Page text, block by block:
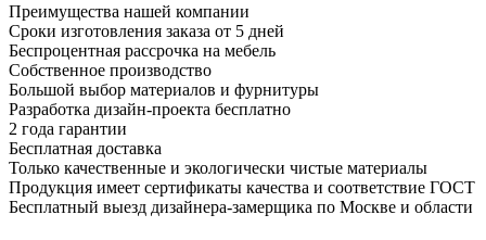
Преимущества нашей компании
Сроки изготовления заказа от 5 дней
Беспроцентная рассрочка на мебель
Собственное производство
Большой выбор материалов и фурнитуры
Разработка дизайн-проекта бесплатно
2 года гарантии
Бесплатная доставка
Только качественные и экологически чистые материалы
Продукция имеет сертификаты качества и соответствие ГОСТ
Бесплатный выезд дизайнера-замерщика по Москве и области